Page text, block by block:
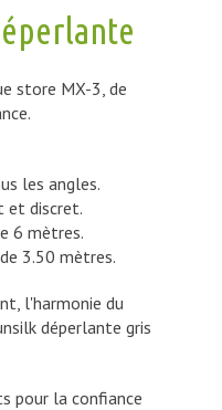
store MX-3, de
les angles.
discret.
6 mètres.
3.50 mètres.
l'harmonie du
déperlante gris
pour la confiance